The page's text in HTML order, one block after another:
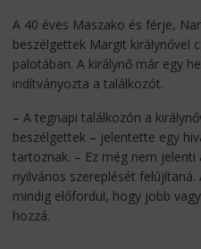
A 40 éves Maszako és férje,
beszélgettek Margit királynővel
palotában. A királynő már egy
indítványozta a találkozót.
– A tegnapi találkozón a
beszélgettek – jelentette egy
tartoznak. – Ez még nem
nyilvános szereplését
mindig előfordul, hogy jobb
hozzá.